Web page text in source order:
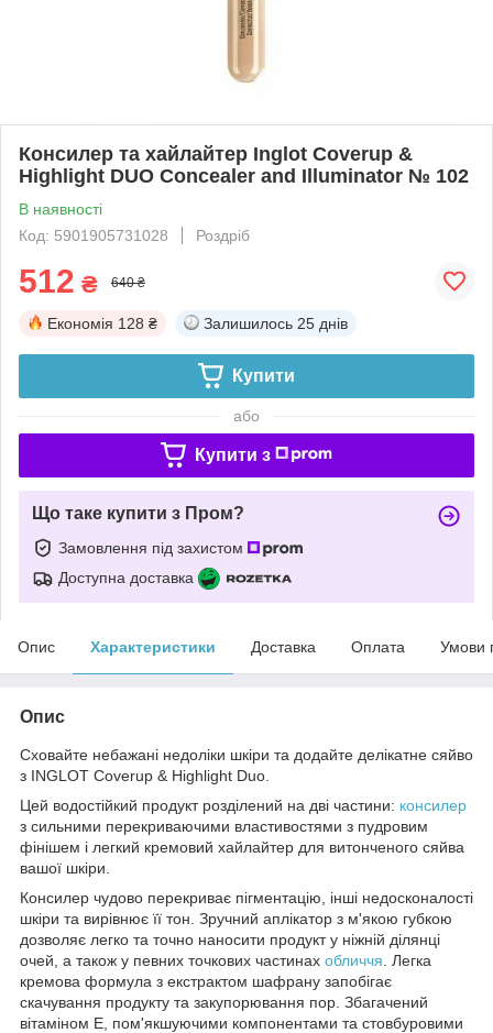
Консилер та хайлайтер Inglot Coverup &
Highlight DUO Concealer and Illuminator № 102
В наявності
Код: 5901905731028
Роздріб
512 ₴ 640 ₴
Економія 128 ₴ Залишилось 25 днів
Купити
або
Купити з
Що таке купити з Пром?
Замовлення під захистом
Доступна доставка
Опис Характеристики Доставка Оплата Умови
Опис
Сховайте небажані недоліки шкіри та додайте делікатне сяйво
з INGLOT Coverup & Highlight Duo.
Цей водостійкий продукт розділений на дві частини: консилер
з сильними перекриваючими властивостями з пудровим
фінішем і легкий кремовий хайлайтер для витонченого сяйва
вашої шкіри.
Консилер чудово перекриває пігментацію, інші недосконалості
шкіри та вирівнює її тон. Зручний аплікатор з м'якою губкою
дозволяє легко та точно наносити продукт у ніжній ділянці
очей, а також у певних точкових частинах обличчя . Легка
кремова формула з екстрактом шафрану запобігає
скачування продукту та закупорювання пор. Збагачений
вітаміном Е, пом'якшуючими компонентами та стовбуровими